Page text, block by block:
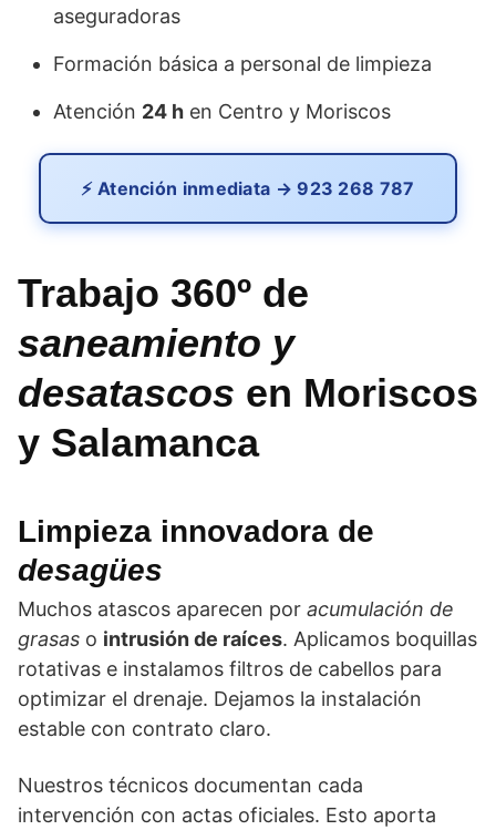
aseguradoras
Formación básica a personal de limpieza
Atención 24 h en Centro y Moriscos
⚡ Atención inmediata → 923 268 787
Trabajo 360º de
saneamiento y
desatascos en Moriscos
y Salamanca
Limpieza innovadora de
desagües
Muchos atascos aparecen por acumulación de
grasas o intrusión de raíces. Aplicamos boquillas
rotativas e instalamos filtros de cabellos para
optimizar el drenaje. Dejamos la instalación
estable con contrato claro.
Nuestros técnicos documentan cada
intervención con actas oficiales. Esto aporta